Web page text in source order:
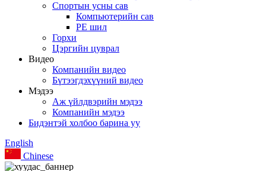
Спортын усны сав
Компьютерийн сав
PE шил
Горхи
Цэргийн цуврал
Видео
Компанийн видео
Бүтээгдэхүүний видео
Мэдээ
Аж үйлдвэрийн мэдээ
Компанийн мэдээ
Бидэнтэй холбоо барина уу
English
Chinese